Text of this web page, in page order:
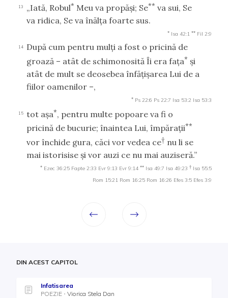
13 „Iată, Robul* Meu va propăşi; Se** va sui, Se
va ridica, Se va înălţa foarte sus.
* Isa 42:1 ** Fil 2:9
14
După cum pentru mulţi a fost o pricină de
groază – atât de schimonosită Îi era faţa* şi
atât de mult se deosebea înfăţişarea Lui de a
fiilor oamenilor –,
* Ps 22:6 Ps 22:7 Isa 53:2 Isa 53:3
15 tot aşa*, pentru multe popoare va fi o
pricină de bucurie; înaintea Lui, împăraţii**
vor închide gura, căci vor vedea ce† nu li se
mai istorisise şi vor auzi ce nu mai auziseră.”
* Ezec 36:25 Fapte 2:33 Evr 9:13 Evr 9:14 ** Isa 49:7 Isa 49:23 † Isa 55:5
Rom 15:21 Rom 16:25 Rom 16:26 Efes 3:5 Efes 3:9
DIN ACEST CAPITOL
Infatisarea
POEZIE
Viorica Stela Dan